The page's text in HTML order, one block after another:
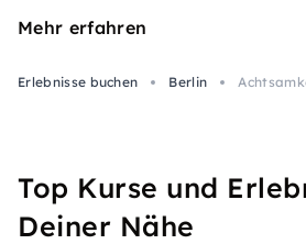
Mehr erfahren
Erlebnisse buchen Berlin
Top Kurse und
Deiner Nähe